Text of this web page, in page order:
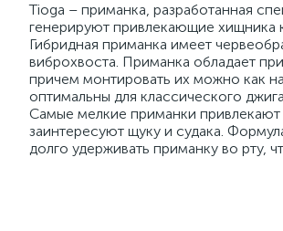
Tioga – приманка, разработанная
генерируют привлекающие хищника
Гибридная приманка имеет
виброхвоста. Приманка обладает
причем монтировать их можно как
оптимальны для классического
Самые мелкие приманки
заинтересуют щуку и судака.
долго удерживать приманку во рту,